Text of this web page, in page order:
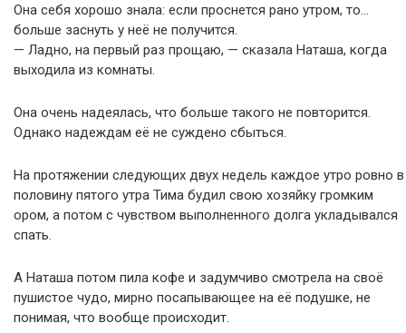
Она себя хорошо знала: если проснется рано утром, то…
больше заснуть у неё не получится.
— Ладно, на первый раз прощаю, — сказала Наташа, когда
выходила из комнаты.
Она очень надеялась, что больше такого не повторится.
Однако надеждам её не суждено сбыться.
На протяжении следующих двух недель каждое утро ровно в
половину пятого утра Тима будил свою хозяйку громким
ором, а потом с чувством выполненного долга укладывался
спать.
А Наташа потом пила кофе и задумчиво смотрела на своё
пушистое чудо, мирно посапывающее на её подушке, не
понимая, что вообще происходит.